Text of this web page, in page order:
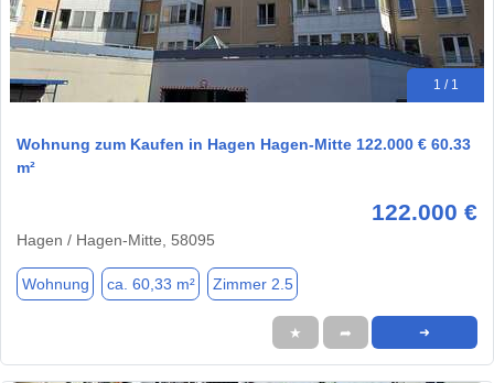
1 / 1
Wohnung zum Kaufen in Hagen Hagen-Mitte 122.000 € 60.33
m²
122.000 €
Hagen / Hagen-Mitte, 58095
Wohnung ca. 60,33 m² Zimmer 2.5
★ ➦ ➜